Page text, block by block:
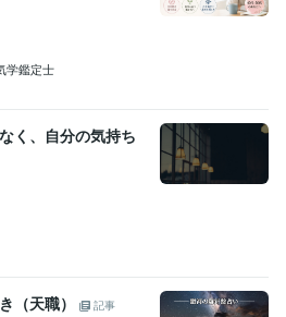
学鑑定士
く、自分の気持ち
（天職）
記事